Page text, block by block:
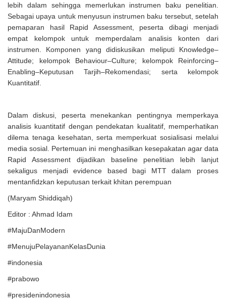
lebih dalam sehingga memerlukan instrumen baku penelitian.
Sebagai upaya untuk menyusun instrumen baku tersebut, setelah
pemaparan hasil Rapid Assessment, peserta dibagi menjadi
empat kelompok untuk memperdalam analisis konten dari
instrumen. Komponen yang didiskusikan meliputi Knowledge–
Attitude; kelompok Behaviour–Culture; kelompok Reinforcing–
Enabling–Keputusan Tarjih–Rekomendasi; serta kelompok
Kuantitatif.
Dalam diskusi, peserta menekankan pentingnya memperkaya
analisis kuantitatif dengan pendekatan kualitatif, memperhatikan
dilema tenaga kesehatan, serta memperkuat sosialisasi melalui
media sosial. Pertemuan ini menghasilkan kesepakatan agar data
Rapid Assessment dijadikan baseline penelitian lebih lanjut
sekaligus menjadi evidence based bagi MTT dalam proses
mentanfidzkan keputusan terkait khitan perempuan
(Maryam Shiddiqah)
Editor : Ahmad Idam
#MajuDanModern
#MenujuPelayananKelasDunia
#indonesia
#prabowo
#presidenindonesia